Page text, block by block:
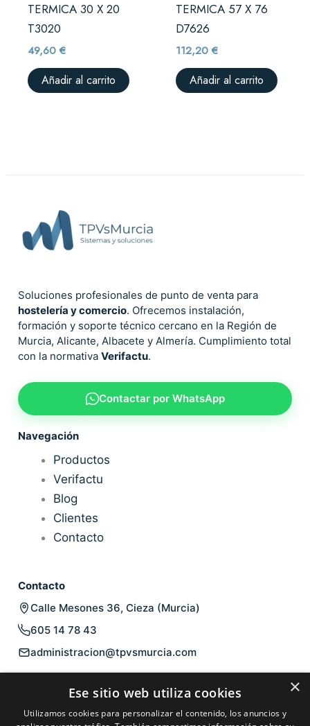
TERMICA 30 X 20
T3020
49,60€
Añadir al carrito
TERMICA 57 X 76
D7626
112,20€
Añadir al carrito
Soluciones profesionales de punto de venta para
hostelería y comercio. Ofrecemos instalación,
formación y soporte técnico cercano en la Región de
Murcia, Alicante, Albacete y Almería. Cumplimiento total
con la normativa Verifactu.
Contactar por WhatsApp
Navegación
Productos
Verifactu
Blog
Clientes
Contacto
Contacto
Calle Mesones 36, Cieza (Murcia)
605 14 78 43
administracion@tpvsmurcia.com
×
Ese sitio web utiliza cookies
Utilizamos cookies para personalizar el contenido, los anuncios y